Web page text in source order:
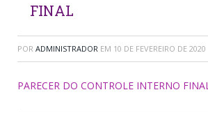
FINAL
POR ADMINISTRADOR EM 10 DE FEVEREIRO DE 2020
PARECER DO CONTROLE INTERNO FINAL